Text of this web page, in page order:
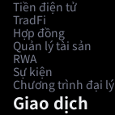
Tiền điện tử
TradFi
Hợp đồng
Quản lý tài sản
RWA
Sự kiện
Chương trình đại lý
Giao dịch